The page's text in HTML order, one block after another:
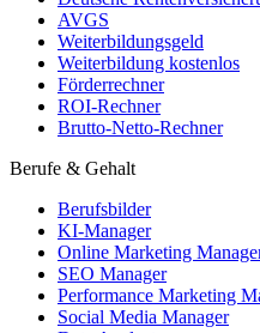
AVGS
Weiterbildungsgeld
Weiterbildung kostenlos
Förderrechner
ROI-Rechner
Brutto-Netto-Rechner
Berufe & Gehalt
Berufsbilder
KI-Manager
Online Marketing
SEO Manager
Performance Marketing
Social Media Manager